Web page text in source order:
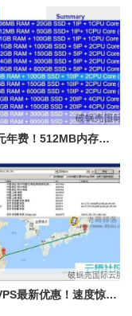
12.5欧元年费！512MB内存，4GB空间，125GB流量，1Gbps端口，新加坡VPS火爆特惠中
新加坡VPS最新优惠！速度惊人，价格美丽，抢购5折优惸码：50OFF